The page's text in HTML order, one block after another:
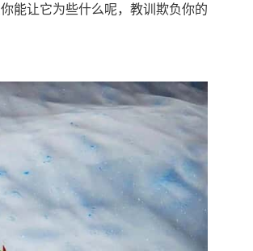
能让它为些什么呢，教训欺负你的